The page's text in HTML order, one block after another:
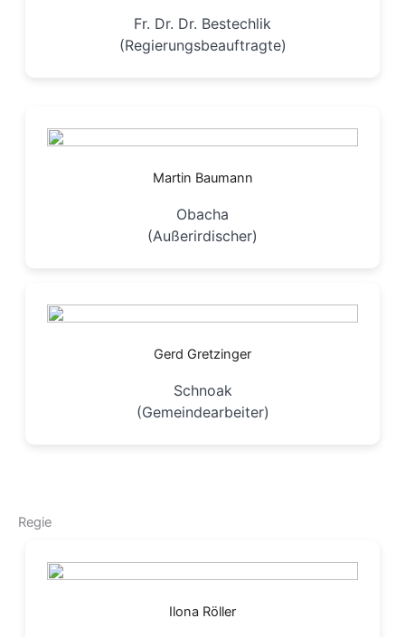
Fr. Dr. Dr. Bestechlik
(Regierungsbeauftragte)
Martin Baumann
Obacha
(Außerirdischer)
Gerd Gretzinger
Schnoak
(Gemeindearbeiter)
Regie
Ilona Röller